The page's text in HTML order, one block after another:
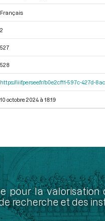
Français
2
527
528
https://iiif.persee.fr/b0e2cf11-597c-427d-
10 octobre 2024 à 18:19
pour la
recherche et des